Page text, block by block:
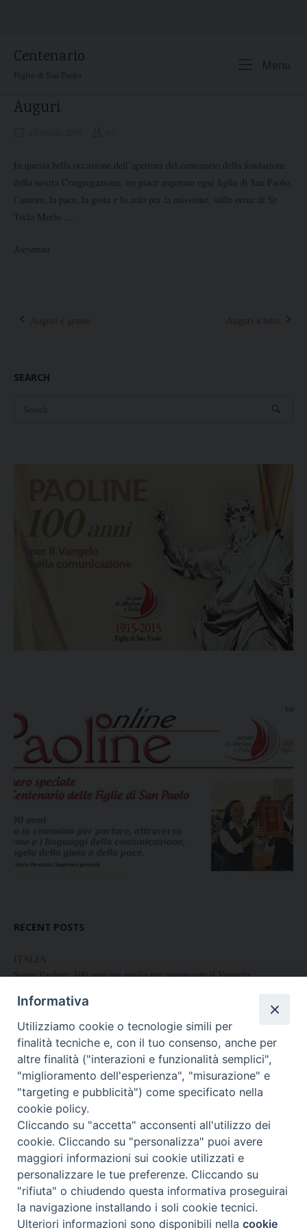
Centenario
Figlie di San Paolo
Auguri
In questa bella occasione dell’apertura del centenario della fondazione
della nostra Congregazione, mi piace augurare ogni figlia di San Paolo,
l’amore, la pace, la gioia e lo zelo per la missione, sulle orme di Sr
Tecla Merlo ….
Joeyanna
PostAuguri e grazie Auguri a tutte
SEARCH
RECENT POSTS
ITALIA
Suore Paoline: 100 anni nei media per annunciare il Vangelo
Chiusura del Centenario di Fondazione delle Figlie di San Paolo
Corso internazionale di preparazione alla Professione Perpetua
Palermo: Conclusione Centenario di fondazione
Celebrazione del Centenario a Brescia
ARCHIVES
Archives
Copyright © 2026 Centenario Theme bySiteOrigin
PREFERENZE COOKIE
Informativa
Utilizziamo cookie o tecnologie simili per
finalità tecniche e, con il tuo consenso, anche per
altre finalità ("interazioni e funzionalità semplici",
"miglioramento dell'esperienza", "misurazione" e
"targeting e pubblicità") come specificato nella
cookie policy.
Cliccando su "accetta" acconsenti all'utilizzo dei
cookie. Cliccando su "personalizza" puoi avere
maggiori informazioni sui cookie utilizzati e
personalizzare le tue preferenze. Cliccando su
"rifiuta" o chiudendo questa informativa proseguirai
la navigazione installando i soli cookie tecnici.
Ulteriori informazioni sono disponibili nellacookie